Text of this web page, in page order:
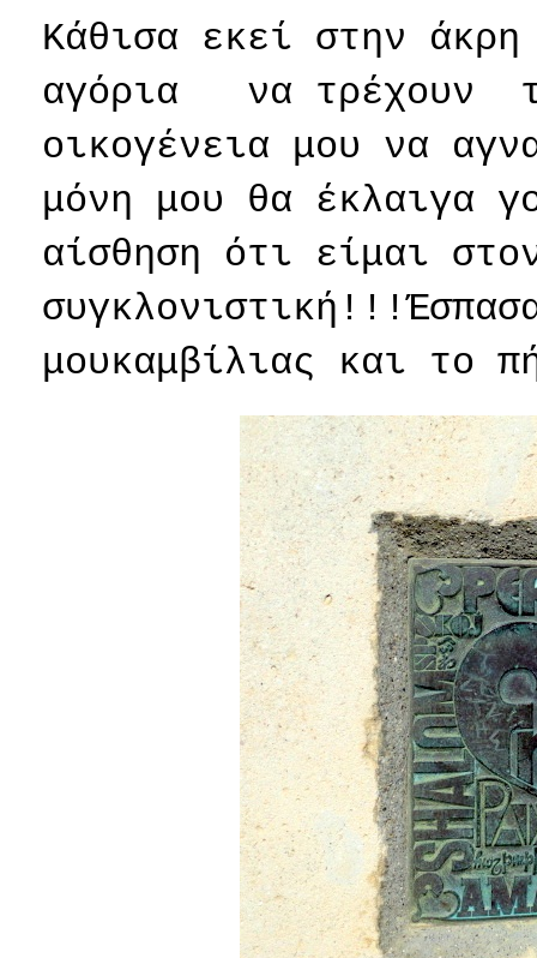
Κάθισα εκεί στην
αγόρια
να τρέχουν
οικογένεια μου να
μόνη μου θα έκλαιγα
αίσθηση ότι είμαι
μουκαμβίλιας και το